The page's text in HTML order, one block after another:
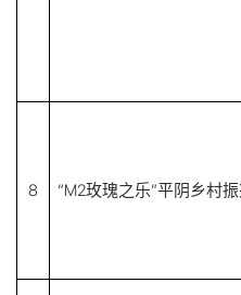
8 “M2玫瑰之乐”平阴乡村振